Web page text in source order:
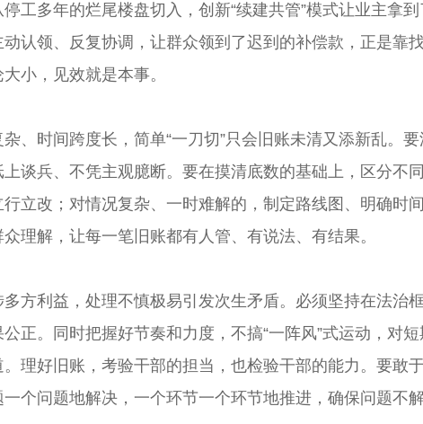
工多年的烂尾楼盘切入，创新“续建共管”模式让业主拿
认领、反复协调，让群众领到了迟到的补偿款，正是靠
小，见效就是本事。
时间跨度长，简单“一刀切”只会旧账未清又添新乱。
谈兵、不凭主观臆断。要在摸清底数的基础上，区分不
立改；对情况复杂、一时难解的，制定路线图、明确时
理解，让每一笔旧账都有人管、有说法、有结果。
利益，处理不慎极易引发次生矛盾。必须坚持在法治
正。同时把握好节奏和力度，不搞“一阵风”式运动，对
理好旧账，考验干部的担当，也检验干部的能力。要敢于
个问题地解决，一个环节一个环节地推进，确保问题不